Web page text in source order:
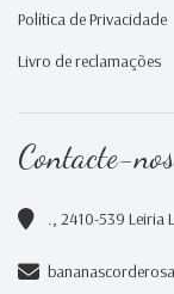
Política de Privacidade
Livro de reclamações
Contacte-nos
., 2410-539 Leiria